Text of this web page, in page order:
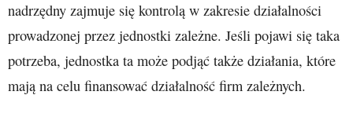
nadrzędny zajmuje się kontrolą w zakresie działalności
prowadzonej przez jednostki zależne. Jeśli pojawi się taka
potrzeba, jednostka ta może podjąć także działania, które
mają na celu finansować działalność firm zależnych.